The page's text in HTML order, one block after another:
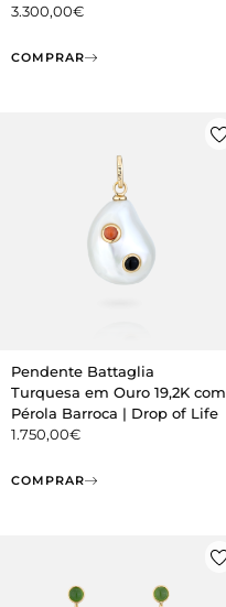
3.300,00€
COMPRAR
Pendente Battaglia
Turquesa em Ouro 19,2K com
Pérola Barroca | Drop of Life
1.750,00€
COMPRAR